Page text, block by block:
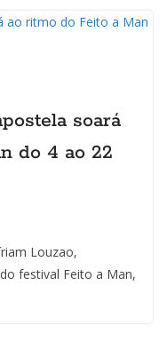
soará
do 4 ao 22
Louzao,
festival Feito a Man,